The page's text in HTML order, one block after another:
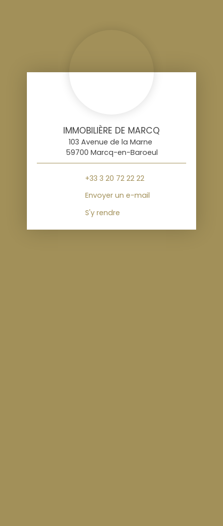
IMMOBILIÈRE DE MARCQ
103 Avenue de la Marne
59700 Marcq-en-Baroeul
+33 3 20 72 22 22
Envoyer un e-mail
S'y rendre